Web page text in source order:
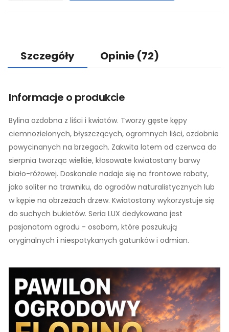
Szczegóły Opinie (72)
Informacje o produkcie
Bylina ozdobna z liści i kwiatów. Tworzy gęste kępy
ciemnozielonych, błyszczących, ogromnych liści, ozdobnie
powycinanych na brzegach. Zakwita latem od czerwca do
sierpnia tworząc wielkie, kłosowate kwiatostany barwy
biało-różowej. Doskonale nadaje się na frontowe rabaty,
jako soliter na trawniku, do ogrodów naturalistycznych lub
w kępie na obrzeżach drzew. Kwiatostany wykorzystuje się
do suchych bukietów. Seria LUX dedykowana jest
pasjonatom ogrodu - osobom, które poszukują
oryginalnych i niespotykanych gatunków i odmian.